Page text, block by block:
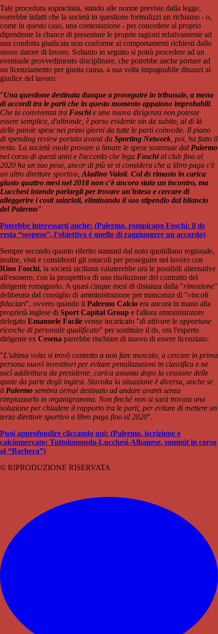
Tale procedura sopracitata, stando alle norme previste dalla legge,
vorrebbe infatti che la società in questione formalizzi un richiamo - o,
come in questo caso, una contestazione - per concedere al proprio
dipendente la chance di presentare le proprie ragioni relativamente ad
una condotta giudicata non conforme ai comportamenti richiesti dallo
stesso datore di lavoro. Soltanto in seguito si potrà procedere ad un
eventuale provvedimento disciplinare, che potrebbe anche portare ad
un licenziamento per giusta causa, a sua volta impugnabile dinanzi al
giudice del lavoro:
"Una questione destinata dunque a proseguire in tribunale, a meno
di accordi tra le parti che in questo momento appaiono improbabili.
Che la convivenza tra Foschie una nuova dirigenza non potesse
essere semplice, d'altronde, è parso evidente sin da subito, al di là
delle parole spese nei primi giorni da tutte le parti coinvolte. Il piano
di spending review portato avanti da Sporting Network , poi, ha fatto il
resto. La società vuole provare a limare le spese sostenute dal Palermo
nel corso di questi anni e l'accordo che lega Foschial club fino al
2020 ha un suo peso, ancor di più se si considera che a libro paga c'è
un altro direttore sportivo, Aladino Valoti. Col ds rimasto in carica
giusto quattro mesi nel 2018 non c'è ancora stato un incontro, ma
Lucchesi intende parlargli per trovare un'intesa e cercare di
alleggerire i costi salariali, eliminando il suo stipendio dal bilancio
del Palermo".
Potrebbe interessarti anche: (Palermo, rompicapo Foschi: il ds
resta “sospeso”, l’obiettivo è quello di raggiungere un accordo)
Sempre secondo quanto riferito stamani dal noto quotidiano regionale,
inoltre, visti e considerati gli ostacoli per proseguire nel lavoro con
Rino Foschi, la società siciliana valuterebbe ora le possibili alternative
all'esonero, con la prospettiva di una risoluzione del contratto del
dirigente romagnolo. A quasi cinque mesi di distanza dalla "rimozione"
deliberata dal consiglio di amministrazione per mancanza di "vincoli
fiduciari", ovvero quando il Palermo Calcio era ancora in mano alla
proprietà inglese di Sport Capital Group e l'allora amministratore
delegato Emanuele Facile venne incaricato "di attivare le opportune
ricerche di personale qualificato" per sostituire il ds, ora l'esperto
dirigente ex Cesena parrebbe rischiare di nuovo di essere licenziato:
"L'ultima volta si trovò costretto a non fare mercato, a cercare in prima
persona nuovi investitori per evitare penalizzazioni in classifica e ne
uscì addirittura da presidente, carica assunta dopo la cessione delle
quote da parte degli inglesi. Stavolta la situazione è diversa, anche se
il Palermo sembra ormai destinato ad andare avanti senza
rimpiazzarlo in organigramma. Non finché non si sarà trovata una
soluzione per chiudere il rapporto tra le parti, per evitare di mettere un
terzo direttore sportivo a libro paga fino al 2020".
Puoi approfondire cliccando qui: (Palermo, iscrizione e
calciomercato: Tuttolomondo-Lucchesi-Albanese, summit in corso
al “Barbera”)
© RIPRODUZIONE RISERVATA